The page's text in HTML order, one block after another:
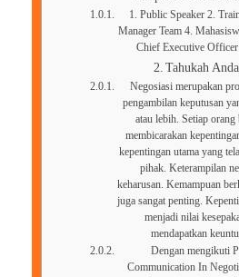
1. Public Speaker 2.
Manager Team 4.
Chief Executive
Tahukah
Negosiasi merupakan
pengambilan keputusan
atau lebih. Setiap
membicarakan
kepentingan utama yang
pihak. Keterampilan
keharusan. Kemampuan
juga sangat penting.
menjadi nilai
mendapatkan
Dengan mengikuti
Communication In